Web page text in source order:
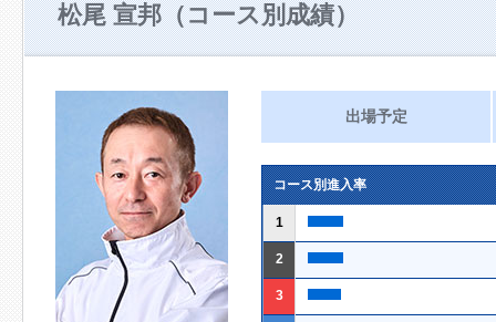
松尾 宣邦（コース別成績）
出場予定
コース別進入率
1
2
3